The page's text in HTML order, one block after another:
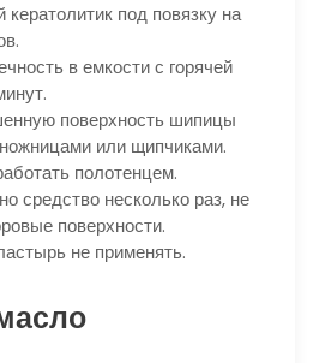
под повязку на
в емкости с горячей
поверхность шипицы
или щипчиками.
полотенцем.
средство несколько раз, не
поверхности.
не применять.